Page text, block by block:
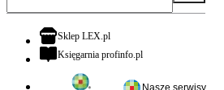
Sklep LEX.plotwiera się w nowej karcie
Księgarnia profinfo.plotwiera się w nowej